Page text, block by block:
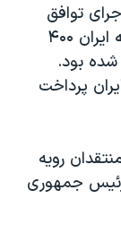
توافق
هسته‌ای، ایالات متحده معوقات ایران را بازپرداخت کرده است. به این ترتیب که ایران ۴۰۰
بعد از گروگانگیری در سال ۱۳۵۸ بلوکه شده بود.
به ایران پرداخت
رویه
رئیس جمهوری